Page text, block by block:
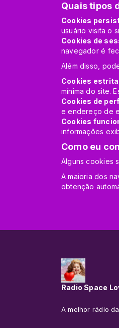
Quais tipos
Cookies
usuário visita o
Cookies de
navegador é
Além disso,
Cookies
mínima do site.
Cookies de
e endereço de
Cookies
informações
Como eu
Alguns cookies
A maioria dos
obtenção
Radio Space
A melhor rádio